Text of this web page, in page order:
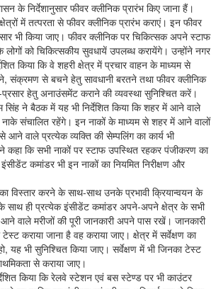
के निर्देशानुसार फीवर क्लीनिक प्रारंभ किए जाना हैं।
में तत्परता से फीवर क्लीनिक प्रारंभ कराएं। इन फीवर
भी किया जाए। फीवर क्लीनिक पर चिकित्सक अपने स्टाफ
को चिकित्सकीय सुवधायें उपलब्ध करायेंगे। उन्होंने नगर
किया कि वे शहरी क्षेत्र में प्रचार वाहन के माध्यम से
संक्रमण से बचने हेतु सावधानी बरतने तथा फीवर क्लीनिक
हेतु अनाउंसमेंट कराने की व्यवस्था सुनिश्चित करें।
ने बैठक में यह भी निर्देशित किया कि शहर में आने वाले
नाके संचालित रहेंगे। इन नाकों के माध्यम से शहर में आने वालों
आने वाले प्रत्येक व्यक्ति की सेम्पलिंग का कार्य भी
कहा कि सभी नाकों पर स्टाफ उपस्थित रहकर पंजीकरण का
कमांडर भी इन नाकों का नियमित निरीक्षण और
का विस्तार करने के साथ-साथ उनके प्रभावी क्रियान्वयन के
साथ ही प्रत्येक इंसीडेंट कमांडर अपने-अपने क्षेत्र के सभी
वाले मरीजों की पूरी जानकारी अपने पास रखें। जानकारी
कराया जाना है वह कराया जाए। क्षेत्र में सर्वेक्षण का
यह भी सुनिश्चित किया जाए। सर्वेक्षण में भी जिनका टेस्ट
से कराया जाए।
किया कि रेलवे स्टेशन एवं बस स्टेण्ड पर भी काउंटर